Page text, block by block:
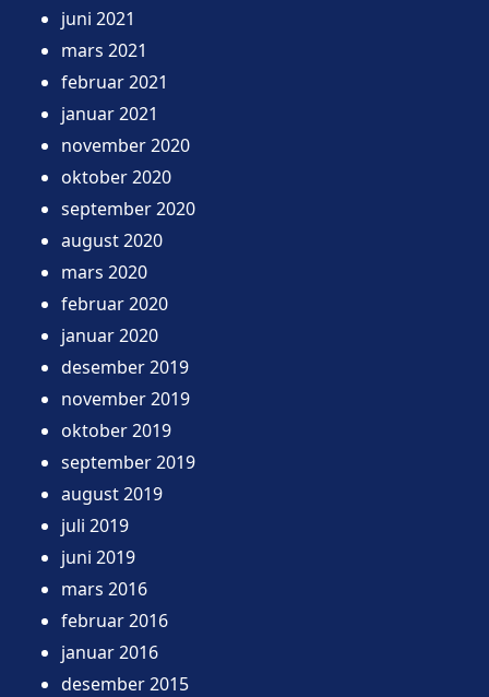
juni 2021
mars 2021
februar 2021
januar 2021
november 2020
oktober 2020
september 2020
august 2020
mars 2020
februar 2020
januar 2020
desember 2019
november 2019
oktober 2019
september 2019
august 2019
juli 2019
juni 2019
mars 2016
februar 2016
januar 2016
desember 2015